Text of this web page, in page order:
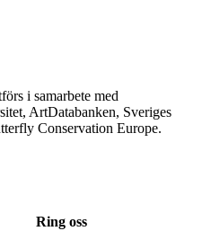
i samarbete med
ArtDatabanken, Sveriges
Conservation Europe.
Ring oss